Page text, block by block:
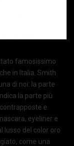
famosissimo
in Italia. Smith
di noi: la parte
la parte più
e
eyeliner e
lusso del color oro
come una